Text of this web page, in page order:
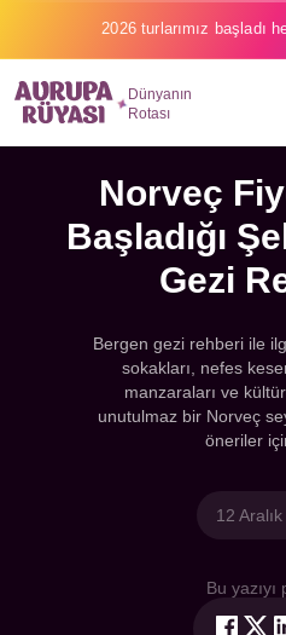
2026 turlarımız başladı
Dünyanın
Rotası
Norveç
Başladığı
Gezi
Bergen gezi rehberi ile
sokakları, nefes
manzaraları ve
unutulmaz bir Norveç
öneriler
12
Bu yazıyı